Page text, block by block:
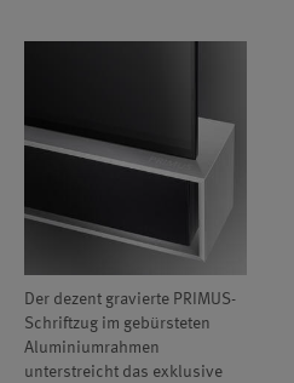
Der dezent gravierte PRIMUS-
Schriftzug im gebürsteten
Aluminiumrahmen
unterstreicht das exklusive